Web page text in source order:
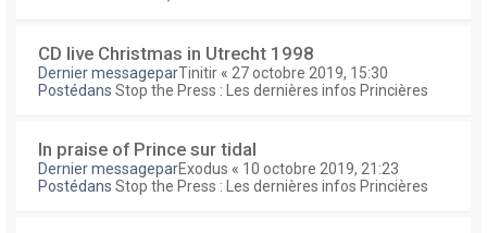
CD live Christmas in Utrecht 1998
Dernier messageparTinitir « 27 octobre 2019, 15:30
Postédans Stop the Press : Les dernières infos Princières
In praise of Prince sur tidal
Dernier messageparExodus « 10 octobre 2019, 21:23
Postédans Stop the Press : Les dernières infos Princières